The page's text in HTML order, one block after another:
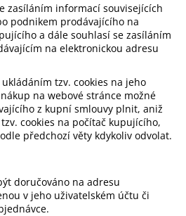
zasíláním informací souvisejících
podnikem prodávajícího na
a dále souhlasí se zasíláním
na elektronickou adresu
tzv. cookies na jeho
na webové stránce možné
z kupní smlouvy plnit, aniž
cookies na počítač kupujícího,
předchozí věty kdykoliv odvolat.
doručováno na adresu
v jeho uživatelském účtu či